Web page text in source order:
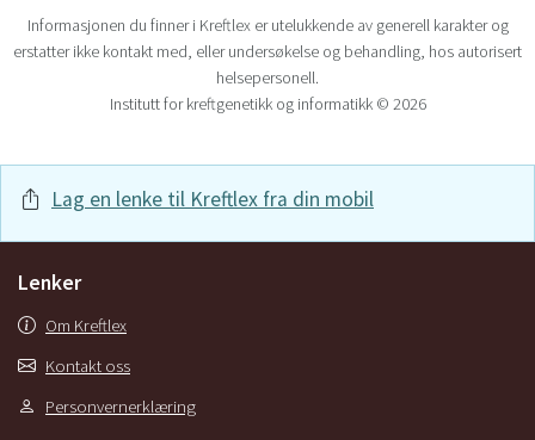
målt i største diameter.
N0 – ingen spredning til nærliggende
side > 3 cm ≤ 6 cm
side ≤ 6 cm
Informasjonen du finner i Kreftlex er utelukkende av generell karakter og
erstatter ikke kontakt med, eller undersøkelse og behandling, hos autorisert
helsepersonell.
Institutt for kreftgenetikk og informatikk © 2026
Lag en lenke til Kreftlex fra din mobil
Lenker
Om Kreftlex
Kontakt oss
Personvernerklæring